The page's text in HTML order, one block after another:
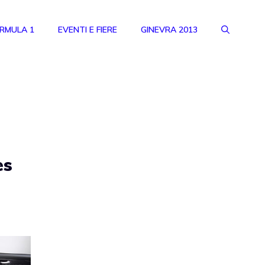
1 EVENTI E FIERE GINEVRA 2013